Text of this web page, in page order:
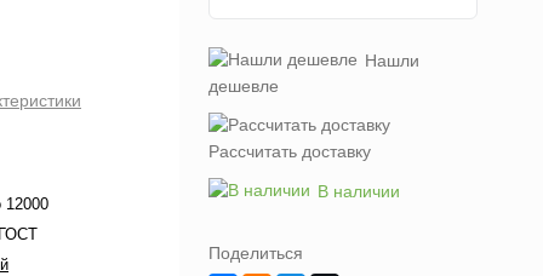
12000
Нашли
дешевле
Рассчитать доставку
В наличии
Поделиться